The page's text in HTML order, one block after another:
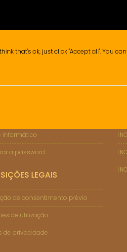
Informático
a password
LEGAIS
de consentimento prévio
de utilização
de privacidade
that's ok, just click "Accept all". You